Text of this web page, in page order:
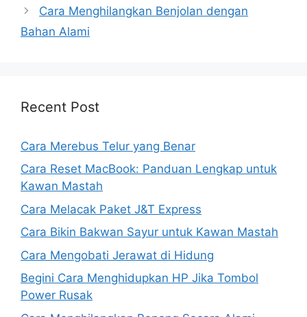
Cara Menghilangkan Benjolan dengan
Bahan Alami
Recent Post
Cara Merebus Telur yang Benar
Cara Reset MacBook: Panduan Lengkap untuk
Kawan Mastah
Cara Melacak Paket J&T Express
Cara Bikin Bakwan Sayur untuk Kawan Mastah
Cara Mengobati Jerawat di Hidung
Begini Cara Menghidupkan HP Jika Tombol
Power Rusak